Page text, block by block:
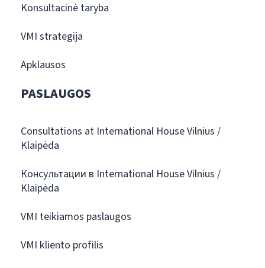
Konsultacinė taryba
VMI strategija
Apklausos
PASLAUGOS
Consultations at International House Vilnius /
Klaipėda
Консультации в International House Vilnius /
Klaipėda
VMI teikiamos paslaugos
VMI kliento profilis